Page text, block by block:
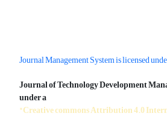
Journal of Technology Development
under a